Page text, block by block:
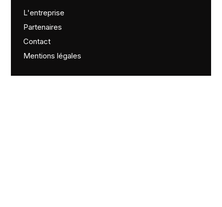
L'entreprise
Partenaires
Contact
Mentions légales